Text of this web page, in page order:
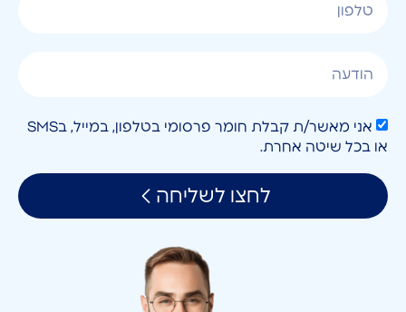
אני מאשר/ת קבלת חומר פרסומי בטלפון, במייל, בSMS
או בכל שיטה אחרת.
לחצו לשליחה